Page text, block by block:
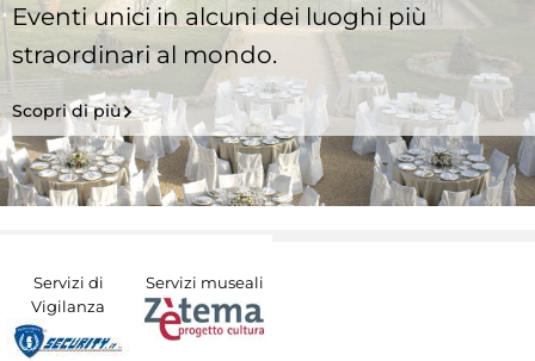
Eventi unici in alcuni dei luoghi più
straordinari al mondo.
Scopri di più
Servizi di
Vigilanza
Servizi museali